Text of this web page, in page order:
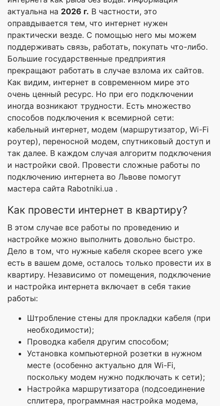
актуальна на 2026 г. В частности, это
оправдывается тем, что интернет нужен
практически везде. С помощью него мы можем
поддерживать связь, работать, покупать что-либо.
Большие государственные предприятия
прекращают работать в случае взлома их сайтов.
Как видим, интернет в современном мире это
очень ценный ресурс. Но при его подключении
иногда возникают трудности. Есть множество
способов подключения к всемирной сети:
кабельный интернет, модем (маршрутизатор, Wi-Fi
роутер), переносной модем, спутниковый доступ и
так далее. В каждом случая алгоритм подключения
и настройки свой. Провести сложные работы по
подключению интернета во Львове помогут
мастера сайта Rabotniki.ua .
Как провести интернет в квартиру?
В этом случае все работы по проведению и
настройке можно выполнить довольно быстро.
Дело в том, что нужные кабеля скорее всего уже
есть в вашем доме, осталось только провести их в
квартиру. Независимо от помещения, подключение
и настройка интернета включает в себя такие
работы:
Штробление стены для прокладки кабеля (при
необходимости);
Проводка кабеля другим способом;
Установка компьютерной розетки в нужном
месте (особенно актуально для Wi-Fi,
поскольку модем нужно подключать к сети);
Настройка маршрутизатора (подсоединение
сплитера, программная настройка модема,